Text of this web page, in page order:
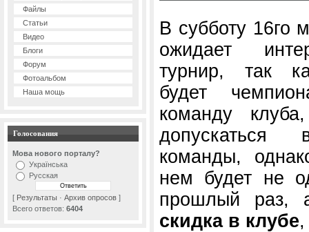
Файлы
Статьи
Видео
Блоги
Форум
Фотоальбом
Наша мощь
Голосования
Мова нового порталу?
Українська
Русская
[ Результаты · Архив опросов ]
Всего ответов: 6404
В субботу 16го
ожидает
турнир, так
будет
команду
команды,
нем будет не
прошлый
скидка в клубе